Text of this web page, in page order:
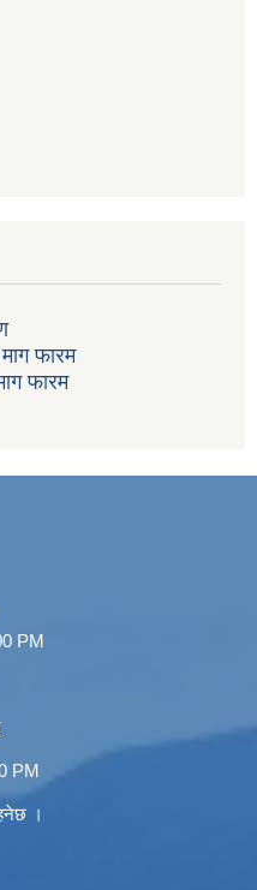
फारम
फारम
PM
PM
।